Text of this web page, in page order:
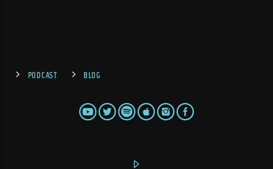
PODCAST BLOG